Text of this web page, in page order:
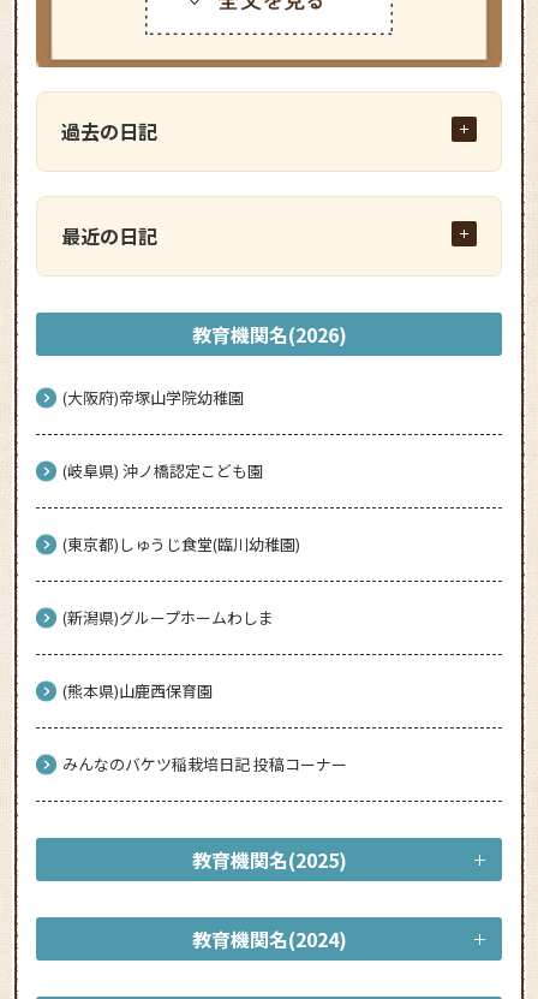
過去の日記
最近の日記
教育機関名(2026)
(大阪府)帝塚山学院幼稚園
(岐阜県) 沖ノ橋認定こども園
(東京都)しゅうじ食堂(臨川幼稚園)
(新潟県)グループホームわしま
(熊本県)山鹿西保育園
みんなのバケツ稲栽培日記 投稿コーナー
教育機関名(2025)
教育機関名(2024)